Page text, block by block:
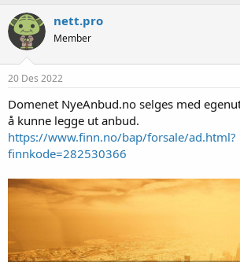
nett.pro
Member
20 Des 2022
Domenet NyeAnbud.no selges med
å kunne legge ut anbud.
https://www.finn.no/bap/forsale/ad.html?
finnkode=282530366